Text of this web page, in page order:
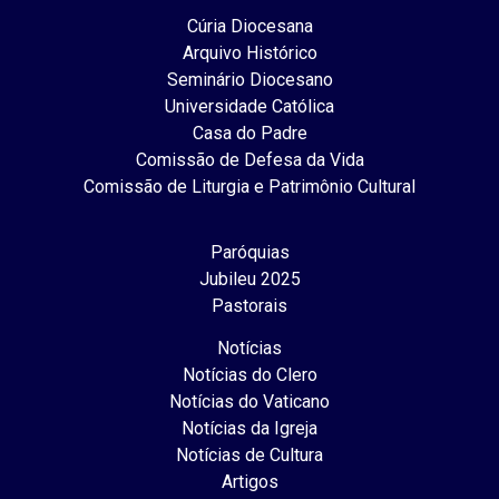
Cúria Diocesana
Arquivo Histórico
Seminário Diocesano
Universidade Católica
Casa do Padre
Comissão de Defesa da Vida
Comissão de Liturgia e Patrimônio Cultural
Paróquias
Jubileu 2025
Pastorais
Notícias
Notícias do Clero
Notícias do Vaticano
Notícias da Igreja
Notícias de Cultura
Artigos